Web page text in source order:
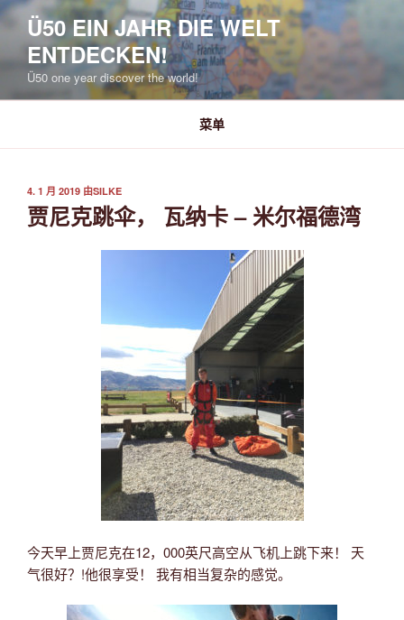
跳
Ü50 EIN JAHR DIE WELT
ENTDECKEN!
Ü50 one year discover the world!
菜单
发
布
于
4. 1 月 2019 由SILKE
贾尼克跳伞， 瓦纳卡 – 米尔福德湾
今天早上贾尼克在12，000英尺高空从飞机上跳下来！ 天
气很好？!他很享受！ 我有相当复杂的感觉。